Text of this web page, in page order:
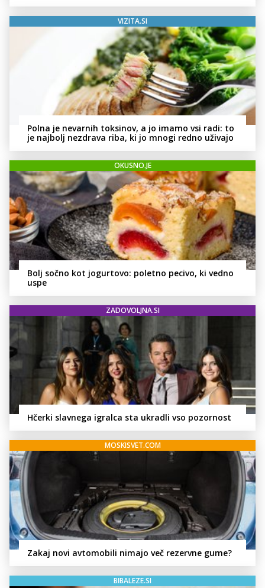
VIZITA.SI
Polna je nevarnih toksinov, a jo imamo vsi radi: to
je najbolj nezdrava riba, ki jo mnogi redno uživajo
OKUSNO.JE
Bolj sočno kot jogurtovo: poletno pecivo, ki vedno
uspe
ZADOVOLJNA.SI
Hčerki slavnega igralca sta ukradli vso pozornost
MOSKISVET.COM
Zakaj novi avtomobili nimajo več rezervne gume?
BIBALEZE.SI